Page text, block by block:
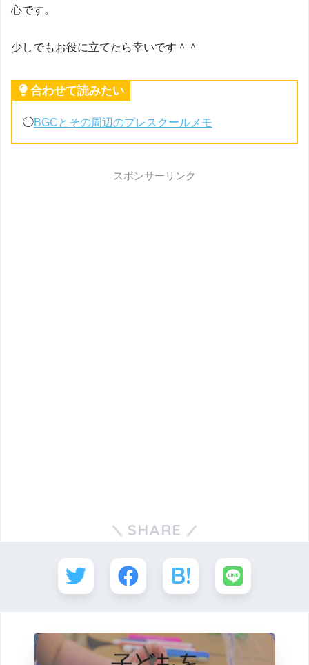
心です。
少しでもお役に立てたら幸いです＾＾
合わせて読みたい
◯BGCとその周辺のプレスクールメモ
スポンサーリンク
SHARE